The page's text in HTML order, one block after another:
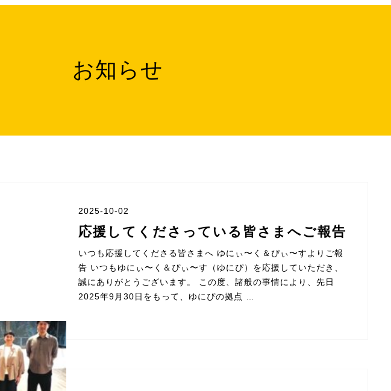
お知らせ
2025-10-02
応援してくださっている皆さまへご報告
いつも応援してくださる皆さまへ ゆにぃ〜く＆ぴぃ〜すよりご報
告 いつもゆにぃ〜く＆ぴぃ〜す（ゆにぴ）を応援していただき、
誠にありがとうございます。 この度、諸般の事情により、先日
2025年9月30日をもって、ゆにぴの拠点 …